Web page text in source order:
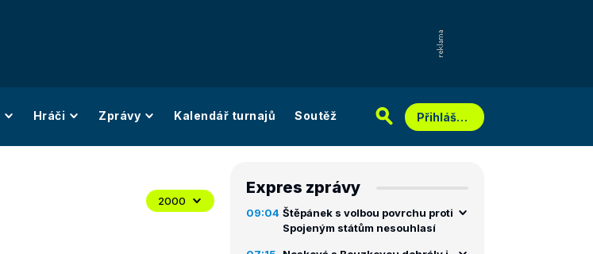
Hráči Zprávy Kalendář turnajů Soutěž Přihlášení
2000
Expres zprávy
09:04 Štěpánek s volbou povrchu proti
Spojeným státům nesouhlasí